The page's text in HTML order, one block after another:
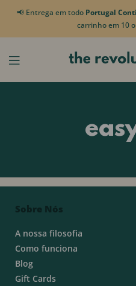
📢 Entrega em todo Portugal
carrinho em 10
Sobre Nós
A nossa filosofia
Como funciona
Blog
Gift Cards